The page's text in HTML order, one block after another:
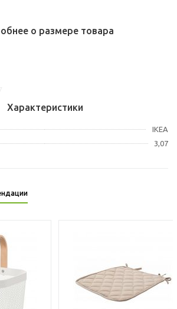
о размере товара
Характеристики
IKEA
3,07